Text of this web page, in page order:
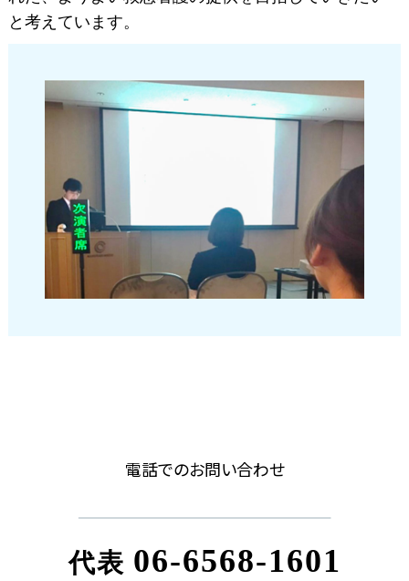
と考えています。
電話でのお問い合わせ
代表 06-6568-1601